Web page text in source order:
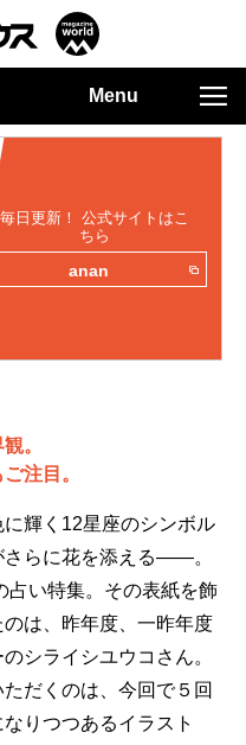
Menu
毎日更新！ 公式サイトはこ
ちら
anan
。
注目。
輝く12星座のシンボル
さらに花を添える――。
占い特集。その表紙を飾
は、昨年度、一昨年度
シライシユウコさん。
だくのは、今回で５回
りつつあるイラスト